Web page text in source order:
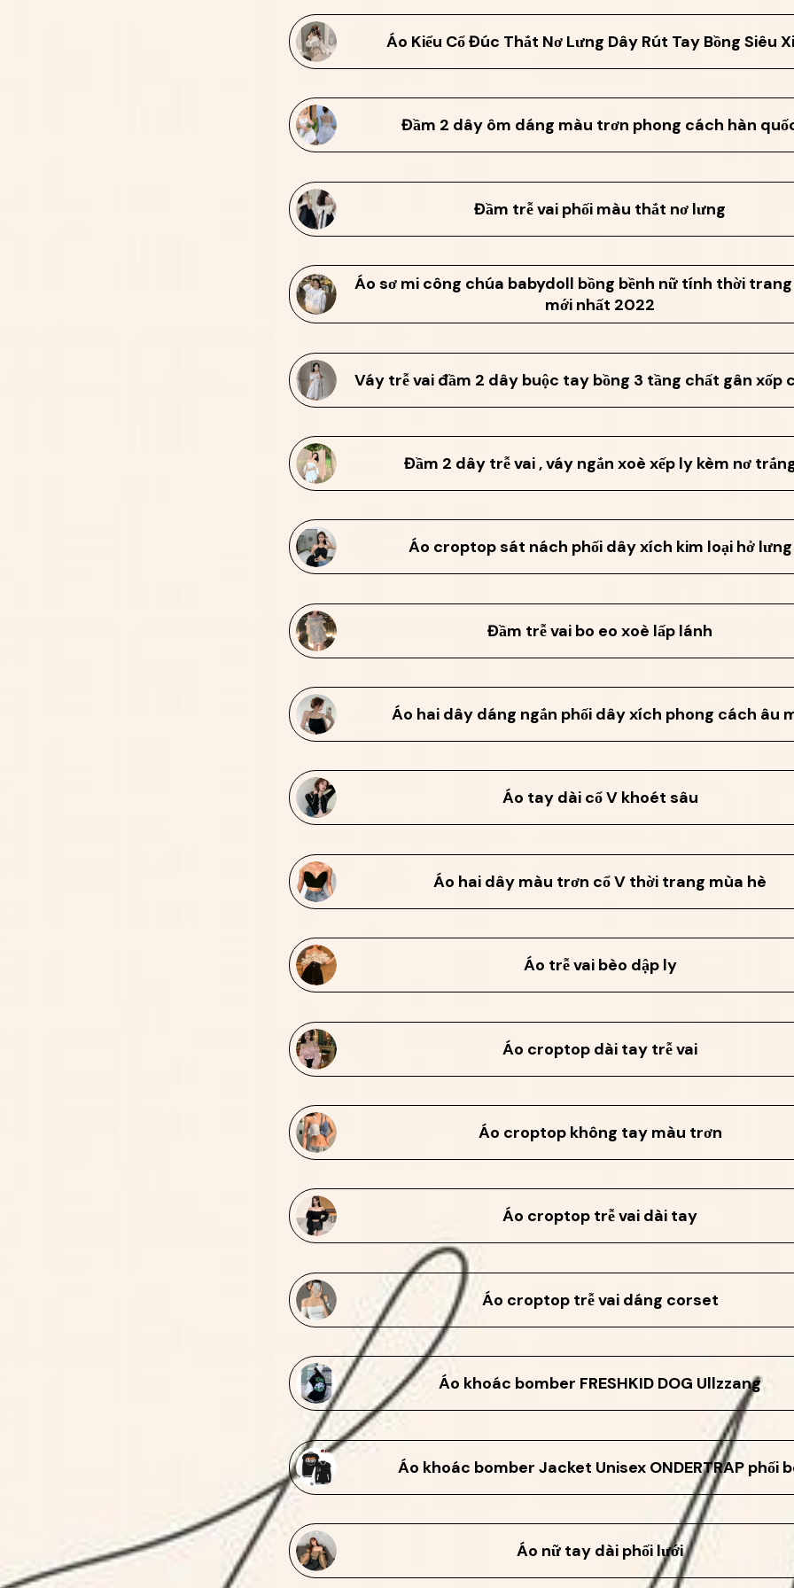
Áo Kiểu Cổ Đúc Thắt Nơ Lưng Dây Rút Tay Bồng Siêu
Đầm 2 dây ôm dáng màu trơn phong cách hàn
Đầm trễ vai phối màu thắt nơ lưng
Áo sơ mi công chúa babydoll bồng bềnh nữ tính thời
mới nhất 2022
Váy trễ vai đầm 2 dây buộc tay bồng 3 tầng chất gân xốp
Đầm 2 dây trễ vai , váy ngắn xoè xếp ly kèm nơ
Áo croptop sát nách phối dây xích kim loại hở lưng
Đầm trễ vai bo eo xoè lấp lánh
Áo hai dây dáng ngắn phối dây xích phong cách âu
Áo tay dài cổ V khoét sâu
Áo hai dây màu trơn cổ V thời trang mùa hè
Áo trễ vai bèo dập ly
Áo croptop dài tay trễ vai
Áo croptop không tay màu trơn
Áo croptop trễ vai dài tay
Áo croptop trễ vai dáng corset
Áo khoác bomber FRESHKID DOG Ullzzang
Áo khoác bomber Jacket Unisex ONDERTRAP phối
Áo nữ tay dài phối lưới